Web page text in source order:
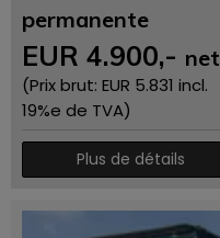
permanente
EUR 4.900,- net
(Prix ​​brut: EUR 5.831 incl.
19%e de TVA)
Plus de détails